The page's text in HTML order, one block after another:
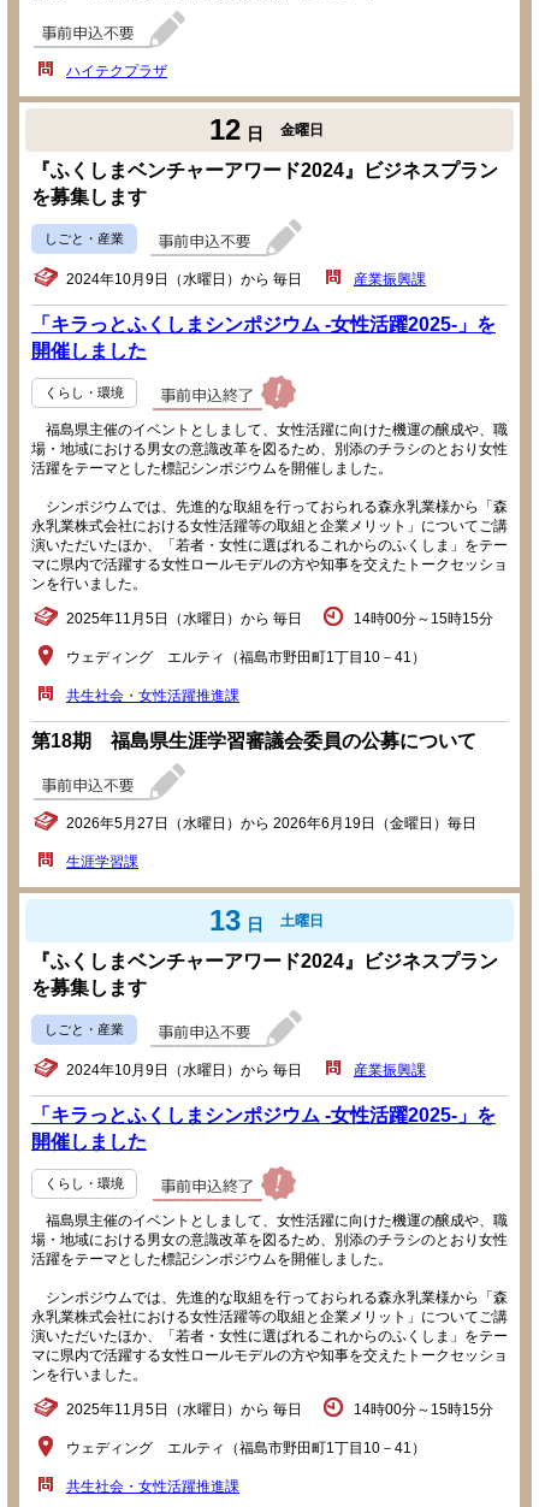
ハイテクプラザ
12 日 金曜日
『ふくしまベンチャーアワード2024』ビジネスプラン
を募集します
しごと・産業
2024年10月9日（水曜日）から 毎日 産業振興課
「キラっとふくしまシンポジウム -女性活躍2025-」を
開催しました
くらし・環境
福島県主催のイベントとしまして、女性活躍に向けた機運の醸成や、職
場・地域における男女の意識改革を図るため、別添のチラシのとおり女性
活躍をテーマとした標記シンポジウムを開催しました。
シンポジウムでは、先進的な取組を行っておられる森永乳業様から「森
永乳業株式会社における女性活躍等の取組と企業メリット」についてご講
演いただいたほか、「若者・女性に選ばれるこれからのふくしま」をテー
マに県内で活躍する女性ロールモデルの方や知事を交えたトークセッショ
ンを行いました。
2025年11月5日（水曜日）から 毎日 14時00分～15時15分
ウェディング エルティ（福島市野田町1丁目10－41）
共生社会・女性活躍推進課
第18期 福島県生涯学習審議会委員の公募について
2026年5月27日（水曜日）から 2026年6月19日（金曜日）毎日
生涯学習課
13 日 土曜日
『ふくしまベンチャーアワード2024』ビジネスプラン
を募集します
しごと・産業
2024年10月9日（水曜日）から 毎日 産業振興課
「キラっとふくしまシンポジウム -女性活躍2025-」を
開催しました
くらし・環境
福島県主催のイベントとしまして、女性活躍に向けた機運の醸成や、職
場・地域における男女の意識改革を図るため、別添のチラシのとおり女性
活躍をテーマとした標記シンポジウムを開催しました。
シンポジウムでは、先進的な取組を行っておられる森永乳業様から「森
永乳業株式会社における女性活躍等の取組と企業メリット」についてご講
演いただいたほか、「若者・女性に選ばれるこれからのふくしま」をテー
マに県内で活躍する女性ロールモデルの方や知事を交えたトークセッショ
ンを行いました。
2025年11月5日（水曜日）から 毎日 14時00分～15時15分
ウェディング エルティ（福島市野田町1丁目10－41）
共生社会・女性活躍推進課